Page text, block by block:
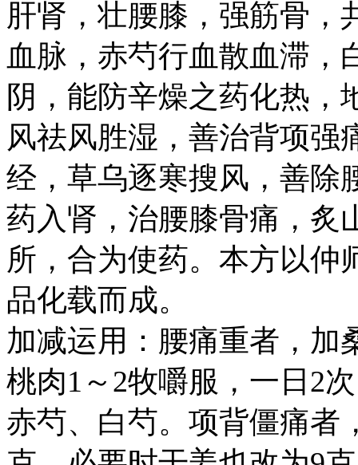
肝肾，壮腰膝，强筋骨，
血脉，赤芍行血散血滞，
阴，能防辛燥之药化热，
风祛风胜湿，善治背项强
经，草乌逐寒搜风，善除
药入肾，治腰膝骨痛，炙
所，合为使药。本方以仲
品化载而成。
加减运用：腰痛重者，加
桃肉1～2牧嚼服，一日2
赤芍、白芍。项背僵痛者